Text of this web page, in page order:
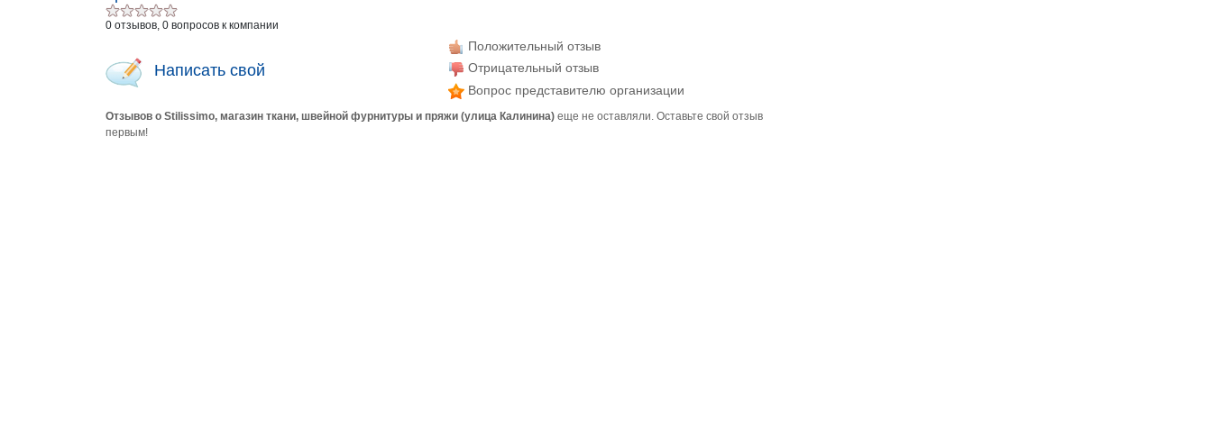
0 отзывов, 0 вопросов к компании
Написать свой
Положительный отзыв
Отрицательный отзыв
Вопрос представителю организации
Отзывов о Stilissimo, магазин ткани, швейной фурнитуры и пряжи (улица Калинина) еще не оставляли. Оставьте свой отзыв
первым!